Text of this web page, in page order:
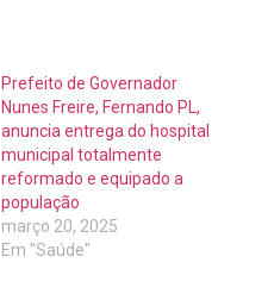
Prefeito de Governador
Nunes Freire, Fernando PL,
anuncia entrega do hospital
municipal totalmente
reformado e equipado a
população
março 20, 2025
Em "Saúde"